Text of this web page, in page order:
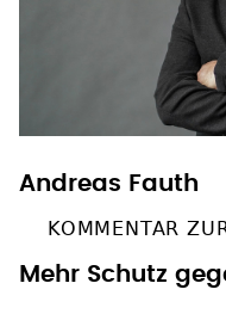
Andreas Fauth
KOMMENTAR
Mehr Schutz